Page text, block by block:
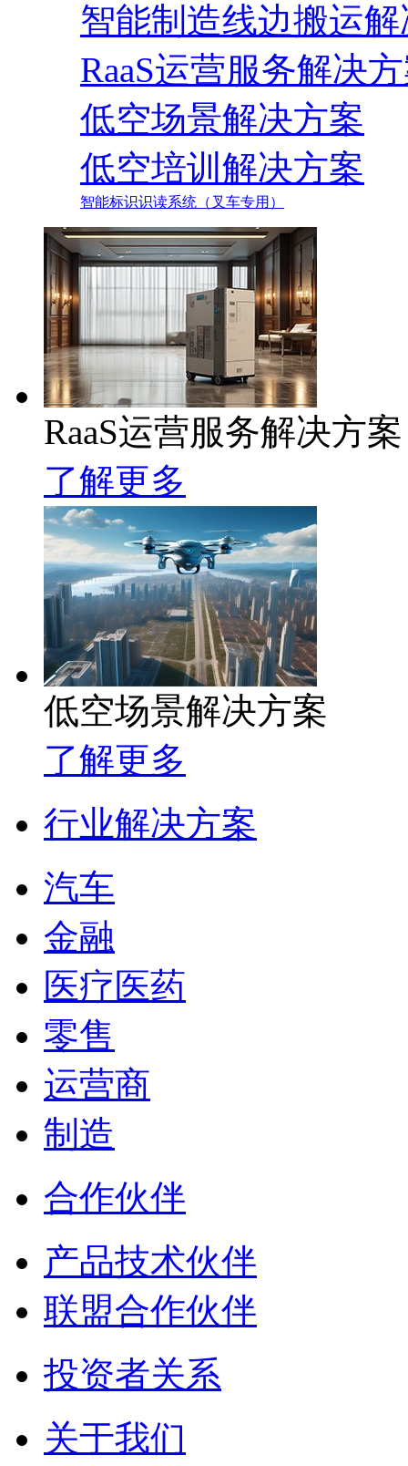
智能制造线边搬运
RaaS运营服务解决
低空场景解决方案
低空培训解决方案
智能标识识读系统（叉车专用）
RaaS运营服务解决方案
了解更多
低空场景解决方案
了解更多
行业解决方案
汽车
金融
医疗医药
零售
运营商
制造
合作伙伴
产品技术伙伴
联盟合作伙伴
投资者关系
关于我们